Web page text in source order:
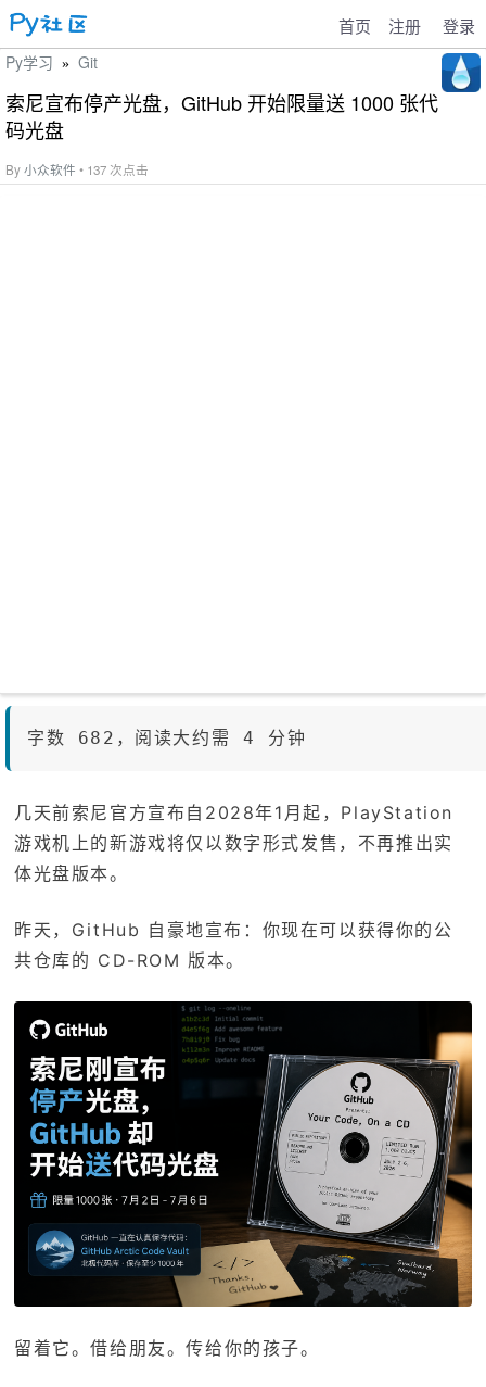
首页 注册 登录
Py学习 » Git
索尼宣布停产光盘，GitHub 开始限量送 1000 张代
码光盘
By小众软件 • 137 次点击
字数 682，阅读大约需 4 分钟
几天前索尼官方宣布自2028年1月起，PlayStation
游戏机上的新游戏将仅以数字形式发售，不再推出实
体光盘版本。
昨天，GitHub 自豪地宣布：你现在可以获得你的公
共仓库的 CD-ROM 版本。
留着它。借给朋友。传给你的孩子。